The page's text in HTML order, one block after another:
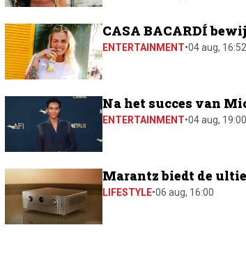
CASA BACARDÍ
ENTERTAINMENT•04 aug, 16:52
Na het succes van
ENTERTAINMENT•04 aug, 19:00
Marantz biedt de
LIFESTYLE•06 aug, 16:00